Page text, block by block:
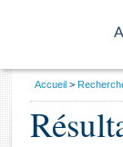
Vous
Accueil